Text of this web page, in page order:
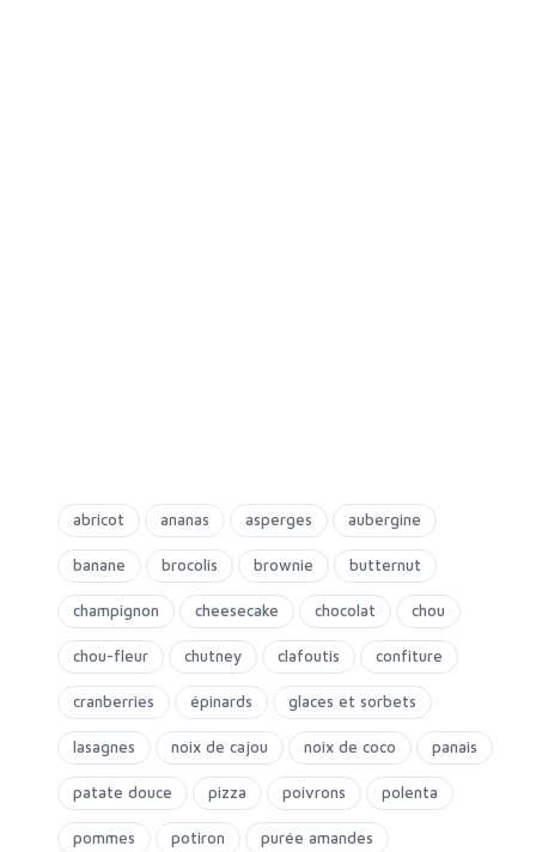
abricot ananas asperges aubergine
banane brocolis brownie butternut
champignon cheesecake chocolat chou
chou-fleur chutney clafoutis confiture
cranberries épinards glaces et sorbets
lasagnes noix de cajou noix de coco panais
patate douce pizza poivrons polenta
pommes potiron purée amandes